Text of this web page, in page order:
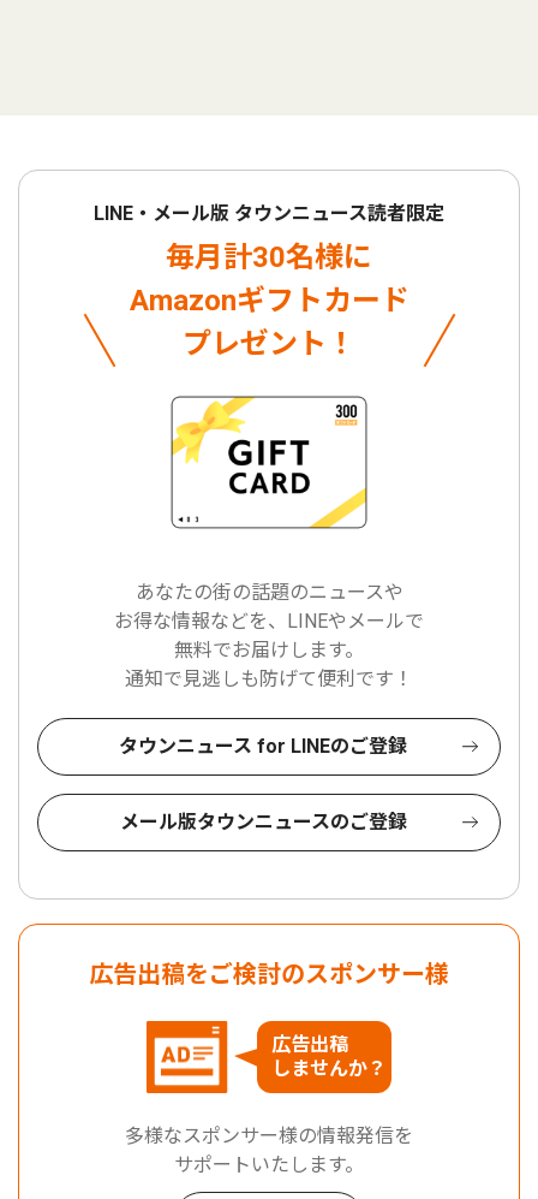
LINE・メール版 タウンニュース読者限定
毎月計30名様に
Amazonギフトカード
プレゼント！
あなたの街の話題のニュースや
お得な情報などを、LINEやメールで
無料でお届けします。
通知で見逃しも防げて便利です！
タウンニュース for LINEのご登録
メール版タウンニュースのご登録
広告出稿をご検討のスポンサー様
広告出稿
しませんか？
多様なスポンサー様の情報発信を
サポートいたします。